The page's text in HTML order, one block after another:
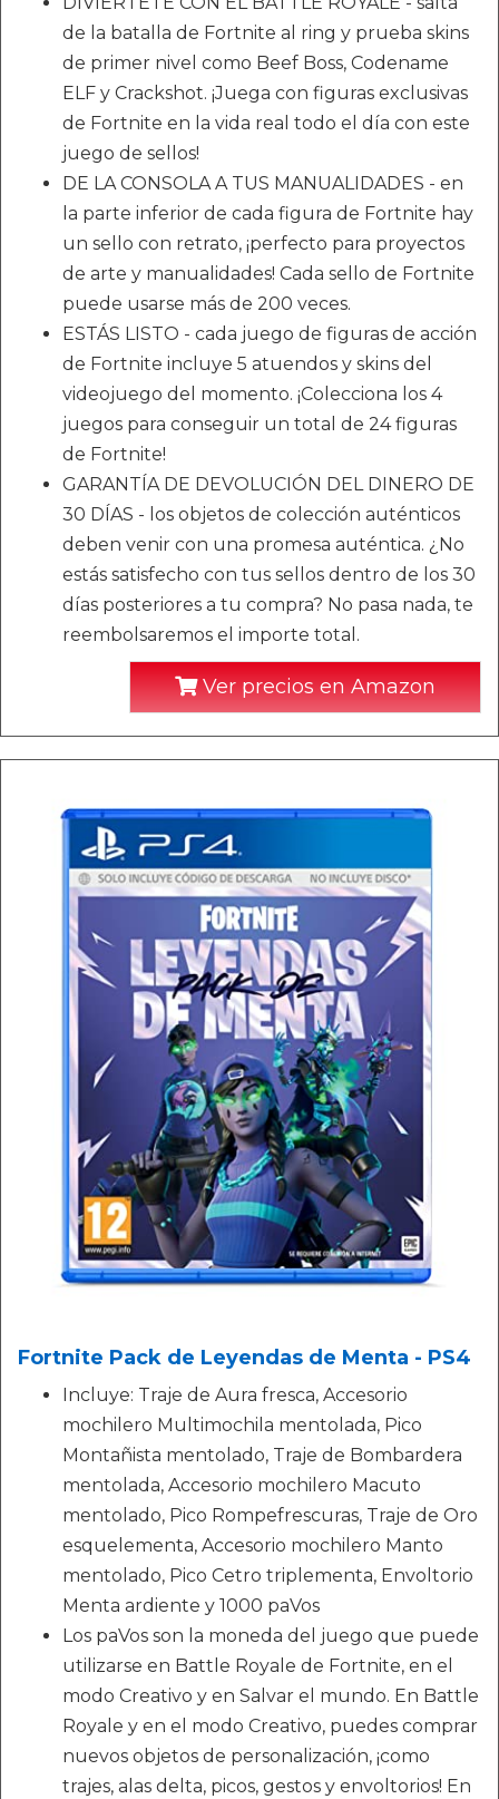
de la batalla de Fortnite al ring y prueba skins
de primer nivel como Beef Boss, Codename
ELF y Crackshot. ¡Juega con figuras exclusivas
de Fortnite en la vida real todo el día con este
juego de sellos!
DE LA CONSOLA A TUS MANUALIDADES - en
la parte inferior de cada figura de Fortnite hay
un sello con retrato, ¡perfecto para proyectos
de arte y manualidades! Cada sello de Fortnite
puede usarse más de 200 veces.
ESTÁS LISTO - cada juego de figuras de acción
de Fortnite incluye 5 atuendos y skins del
videojuego del momento. ¡Colecciona los 4
juegos para conseguir un total de 24 figuras
de Fortnite!
GARANTÍA DE DEVOLUCIÓN DEL DINERO DE
30 DÍAS - los objetos de colección auténticos
deben venir con una promesa auténtica. ¿No
estás satisfecho con tus sellos dentro de los 30
días posteriores a tu compra? No pasa nada, te
reembolsaremos el importe total.
Ver precios en Amazon
Fortnite Pack de Leyendas de Menta - PS4
Incluye: Traje de Aura fresca, Accesorio
mochilero Multimochila mentolada, Pico
Montañista mentolado, Traje de Bombardera
mentolada, Accesorio mochilero Macuto
mentolado, Pico Rompefrescuras, Traje de Oro
esquelementa, Accesorio mochilero Manto
mentolado, Pico Cetro triplementa, Envoltorio
Menta ardiente y 1000 paVos
Los paVos son la moneda del juego que puede
utilizarse en Battle Royale de Fortnite, en el
modo Creativo y en Salvar el mundo. En Battle
Royale y en el modo Creativo, puedes comprar
nuevos objetos de personalización, ¡como
trajes, alas delta, picos, gestos y envoltorios! En